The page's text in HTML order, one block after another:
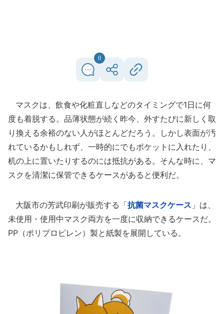
0
マスクは、飲食や化粧直しなどのタイミングで1日に何
度も着脱する。品薄状態が続く昨今、外すたびに新しく取
り換える余裕のない人がほとんどだろう。しかし表面が汚
れているかもしれず、一時的にでもポケットに入れたり、
机の上に置いたりするのには抵抗がある。そんな時に、マ
スクを清潔に保管できるケースがあると便利だ。
大阪市の芳武印刷が販売する「抗菌マスクケース 」は、
未使用・使用中マスク両方を一度に収納できるケースだ。
PP（ポリプロピレン）製と紙製を展開している。